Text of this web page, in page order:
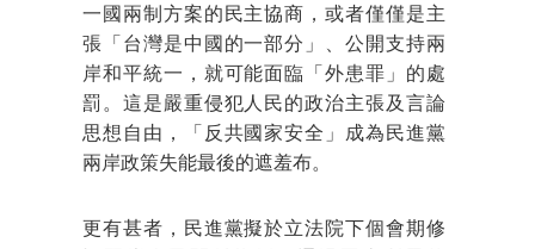
一國兩制方案的民主協商，或者僅僅是主
張「台灣是中國的一部分」、公開支持兩
岸和平統一，就可能面臨「外患罪」的處
罰。這是嚴重侵犯人民的政治主張及言論
思想自由，「反共國家安全」成為民進黨
兩岸政策失能最後的遮羞布。
更有甚者，民進黨擬於立法院下個會期修